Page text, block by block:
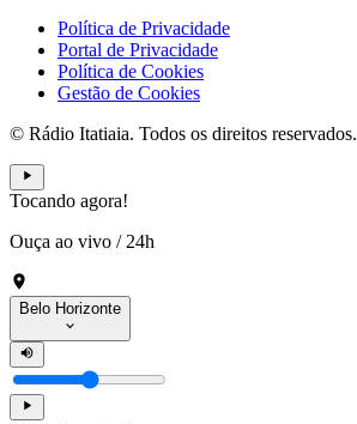
Política de Privacidade
Portal de Privacidade
Política de Cookies
Gestão de Cookies
© Rádio Itatiaia. Todos os direitos reservados.
Tocando agora!
Ouça ao vivo / 24h
Belo Horizonte